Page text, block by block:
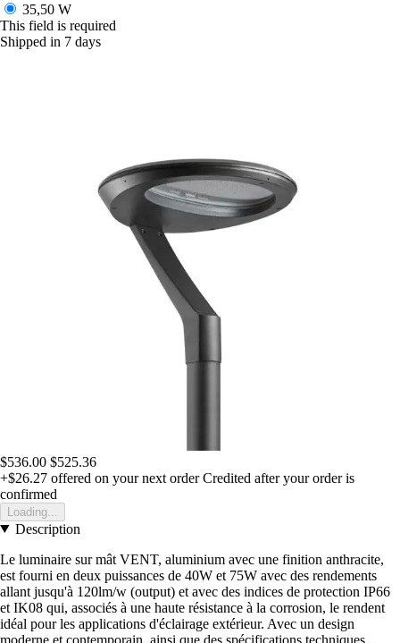
35,50 W
This field is required
Shipped in 7 days
$536.00 $525.36
+$26.27 offered on your next order Credited after your order is
confirmed
Loading...
Description
Le luminaire sur mât VENT, aluminium avec une finition anthracite,
est fourni en deux puissances de 40W et 75W avec des rendements
allant jusqu'à 120lm/w (output) et avec des indices de protection IP66
et IK08 qui, associés à une haute résistance à la corrosion, le rendent
idéal pour les applications d'éclairage extérieur. Avec un design
moderne et contemporain, ainsi que des spécifications techniques